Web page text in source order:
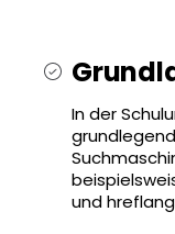
In der
und